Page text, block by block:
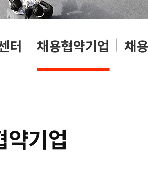
터 채용협약기업 채
약기업